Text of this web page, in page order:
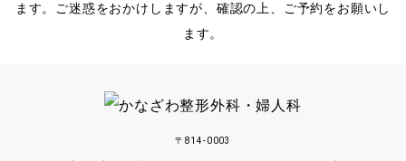
ます。ご迷惑をおかけしますが、確認の上、ご予約をお願いし
ます。
〒814-0003